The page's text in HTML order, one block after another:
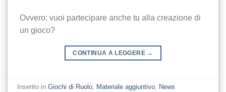
Ovvero: vuoi partecipare anche tu alla creazione di
un gioco?
CONTINUA A LEGGERE →
Inserito inGiochi di Ruolo Materiale aggiuntivo
News